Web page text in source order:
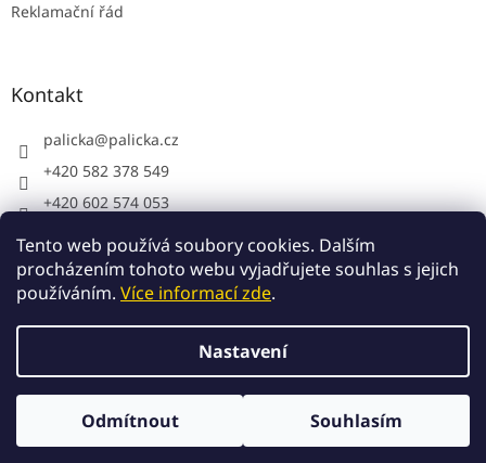
Tento web používá soubory cookies. Dalším
procházením tohoto webu vyjadřujete souhlas s jejich
používáním. Více informací zde.
Nastavení
Odmítnout Souhlasím
Reklamační řád
Kontakt
palicka@palicka.cz
+420 582 378 549
+420 602 574 053
Palička s.r.o. - pracovní oděvy
Copyright 2026Palička.cz. Všechna práva vyhrazena.
Upravit nastavení cookies